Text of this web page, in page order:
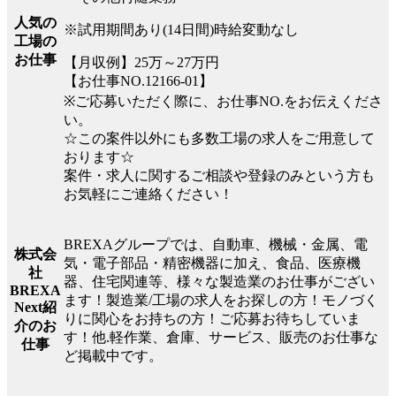
人気の
工場の
お仕事
※試用期間あり(14日間)時給変動なし
【月収例】25万～27万円
【お仕事NO.12166-01】
※ご応募いただく際に、お仕事NO.をお伝えくださ
い。
☆この案件以外にも多数工場の求人をご用意して
おります☆
案件・求人に関するご相談や登録のみという方も
お気軽にご連絡ください！
株式会
社
BREXA
Next紹
介のお
仕事
BREXAグループでは、自動車、機械・金属、電
気・電子部品・精密機器に加え、食品、医療機
器、住宅関連等、様々な製造業のお仕事がござい
ます！製造業/工場の求人をお探しの方！モノづく
りに関心をお持ちの方！ご応募お待ちしていま
す！他.軽作業、倉庫、サービス、販売のお仕事な
ど掲載中です。